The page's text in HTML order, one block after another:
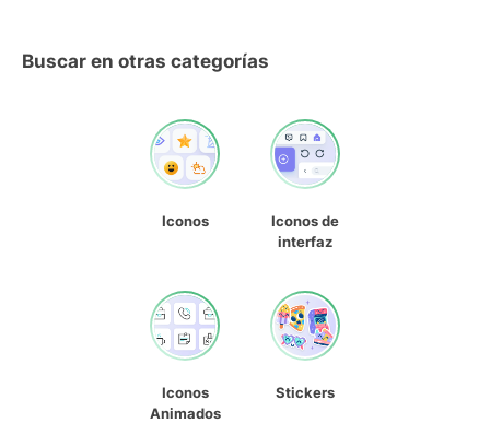
Buscar en otras categorías
Iconos
Iconos de
interfaz
Iconos
Animados
Stickers